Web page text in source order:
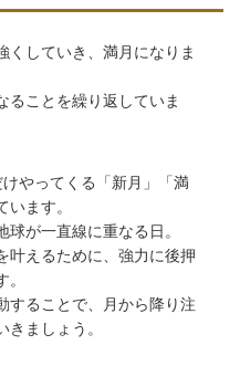
くしていき、満月になりま
ることを繰り返していま
やってくる「新月」「満
ます。
が一直線に重なる日。
叶えるために、強力に後押
することで、月から降り注
ましょう。